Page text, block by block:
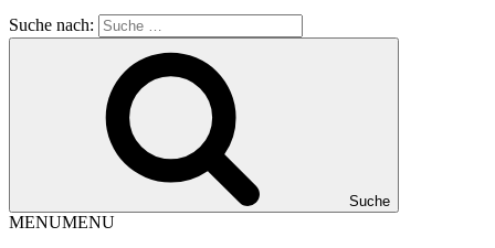
Suche nach:
Suche
MENUMENU